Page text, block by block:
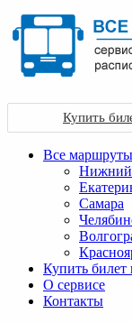
Купить
Все маршруты
Нижний
Самара
Купить билет
О сервисе
Контакты